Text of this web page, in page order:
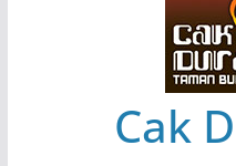
Pameran
“Tumbang
Derita Pekerja
Cak